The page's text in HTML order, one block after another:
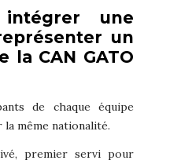
intégrer une
un
la CAN GATO
de chaque équipe
même nationalité.
premier servi pour